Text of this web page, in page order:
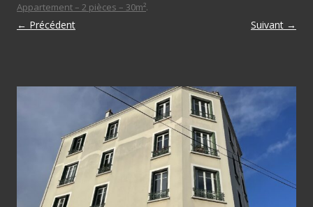
Appartement – 2 pièces – 30m².
← Précédent Suivant →